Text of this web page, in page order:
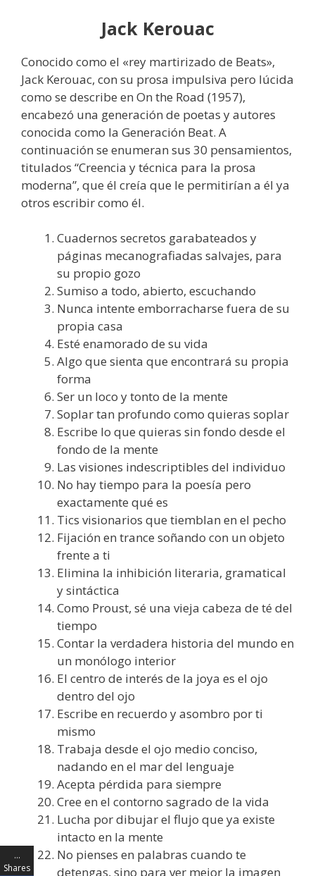
Jack Kerouac
Conocido como el «rey martirizado de Beats»,
Jack Kerouac, con su prosa impulsiva pero lúcida
como se describe en On the Road (1957),
encabezó una generación de poetas y autores
conocida como la Generación Beat. A
continuación se enumeran sus 30 pensamientos,
titulados “Creencia y técnica para la prosa
moderna”, que él creía que le permitirían a él ya
otros escribir como él.
Cuadernos secretos garabateados y
páginas mecanografiadas salvajes, para
su propio gozo
Sumiso a todo, abierto, escuchando
Nunca intente emborracharse fuera de su
propia casa
Esté enamorado de su vida
Algo que sienta que encontrará su propia
forma
Ser un loco y tonto de la mente
Soplar tan profundo como quieras soplar
Escribe lo que quieras sin fondo desde el
fondo de la mente
Las visiones indescriptibles del individuo
No hay tiempo para la poesía pero
exactamente qué es
Tics visionarios que tiemblan en el pecho
Fijación en trance soñando con un objeto
frente a ti
Elimina la inhibición literaria, gramatical
y sintáctica
Como Proust, sé una vieja cabeza de té del
tiempo
Contar la verdadera historia del mundo en
un monólogo interior
El centro de interés de la joya es el ojo
dentro del ojo
Escribe en recuerdo y asombro por ti
mismo
Trabaja desde el ojo medio conciso,
nadando en el mar del lenguaje
Acepta pérdida para siempre
Cree en el contorno sagrado de la vida
Lucha por dibujar el flujo que ya existe
intacto en la mente
No pienses en palabras cuando te
detengas, sino para ver mejor la imagen
…
Shares